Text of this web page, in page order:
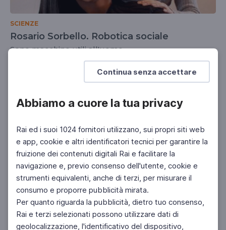
Continua senza accettare
Abbiamo a cuore la tua privacy
Rai ed i suoi 1024 fornitori utilizzano, sui propri siti web
e app, cookie e altri identificatori tecnici per garantire la
fruizione dei contenuti digitali Rai e facilitare la
navigazione e, previo consenso dell'utente, cookie e
strumenti equivalenti, anche di terzi, per misurare il
consumo e proporre pubblicità mirata.
Per quanto riguarda la pubblicità, dietro tuo consenso,
Rai e terzi selezionati possono utilizzare dati di
geolocalizzazione, l'identificativo del dispositivo,
SCIENZE
Rosario Sorbello. Robotica sociale
Sono macchine utili all'uomo